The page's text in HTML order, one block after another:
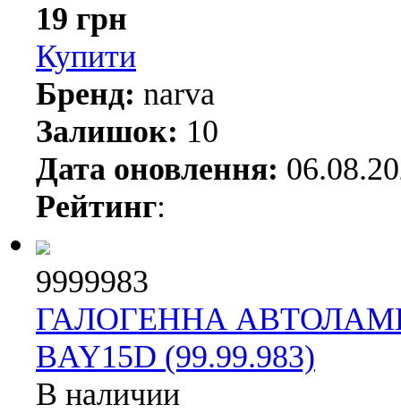
19 грн
Купити
Бренд: narva
Залишок: 10
Дата оновлення:
Рейтинг:
9999983
ГАЛОГЕННА
BAY15D (99.99.983)
В наличии